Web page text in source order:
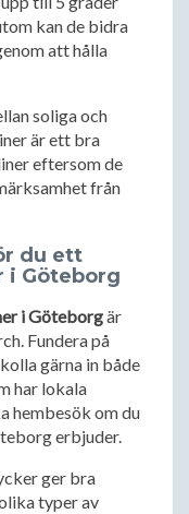
kan de bidra
att hålla
soliga och
är ett bra
eftersom de
från
du ett
i Göteborg
i Göteborgär
Fundera på
gärna in både
har lokala
hembesök om du
erbjuder.
ger bra
typer av